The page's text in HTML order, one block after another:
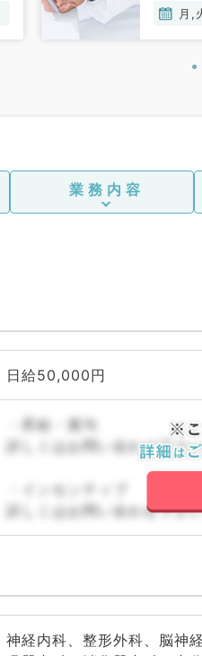
泌
外科
月,
業務内容
日給50,000円
・昇給・賞与
詳しくはお問い合わせ下さ
・インセンティブ
詳しくはお問い合わせ下さ
神経内科、整形外科、脳神